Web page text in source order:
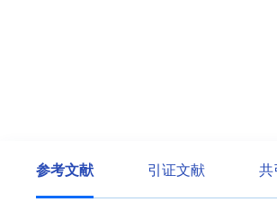
参考文献 引证文献 共